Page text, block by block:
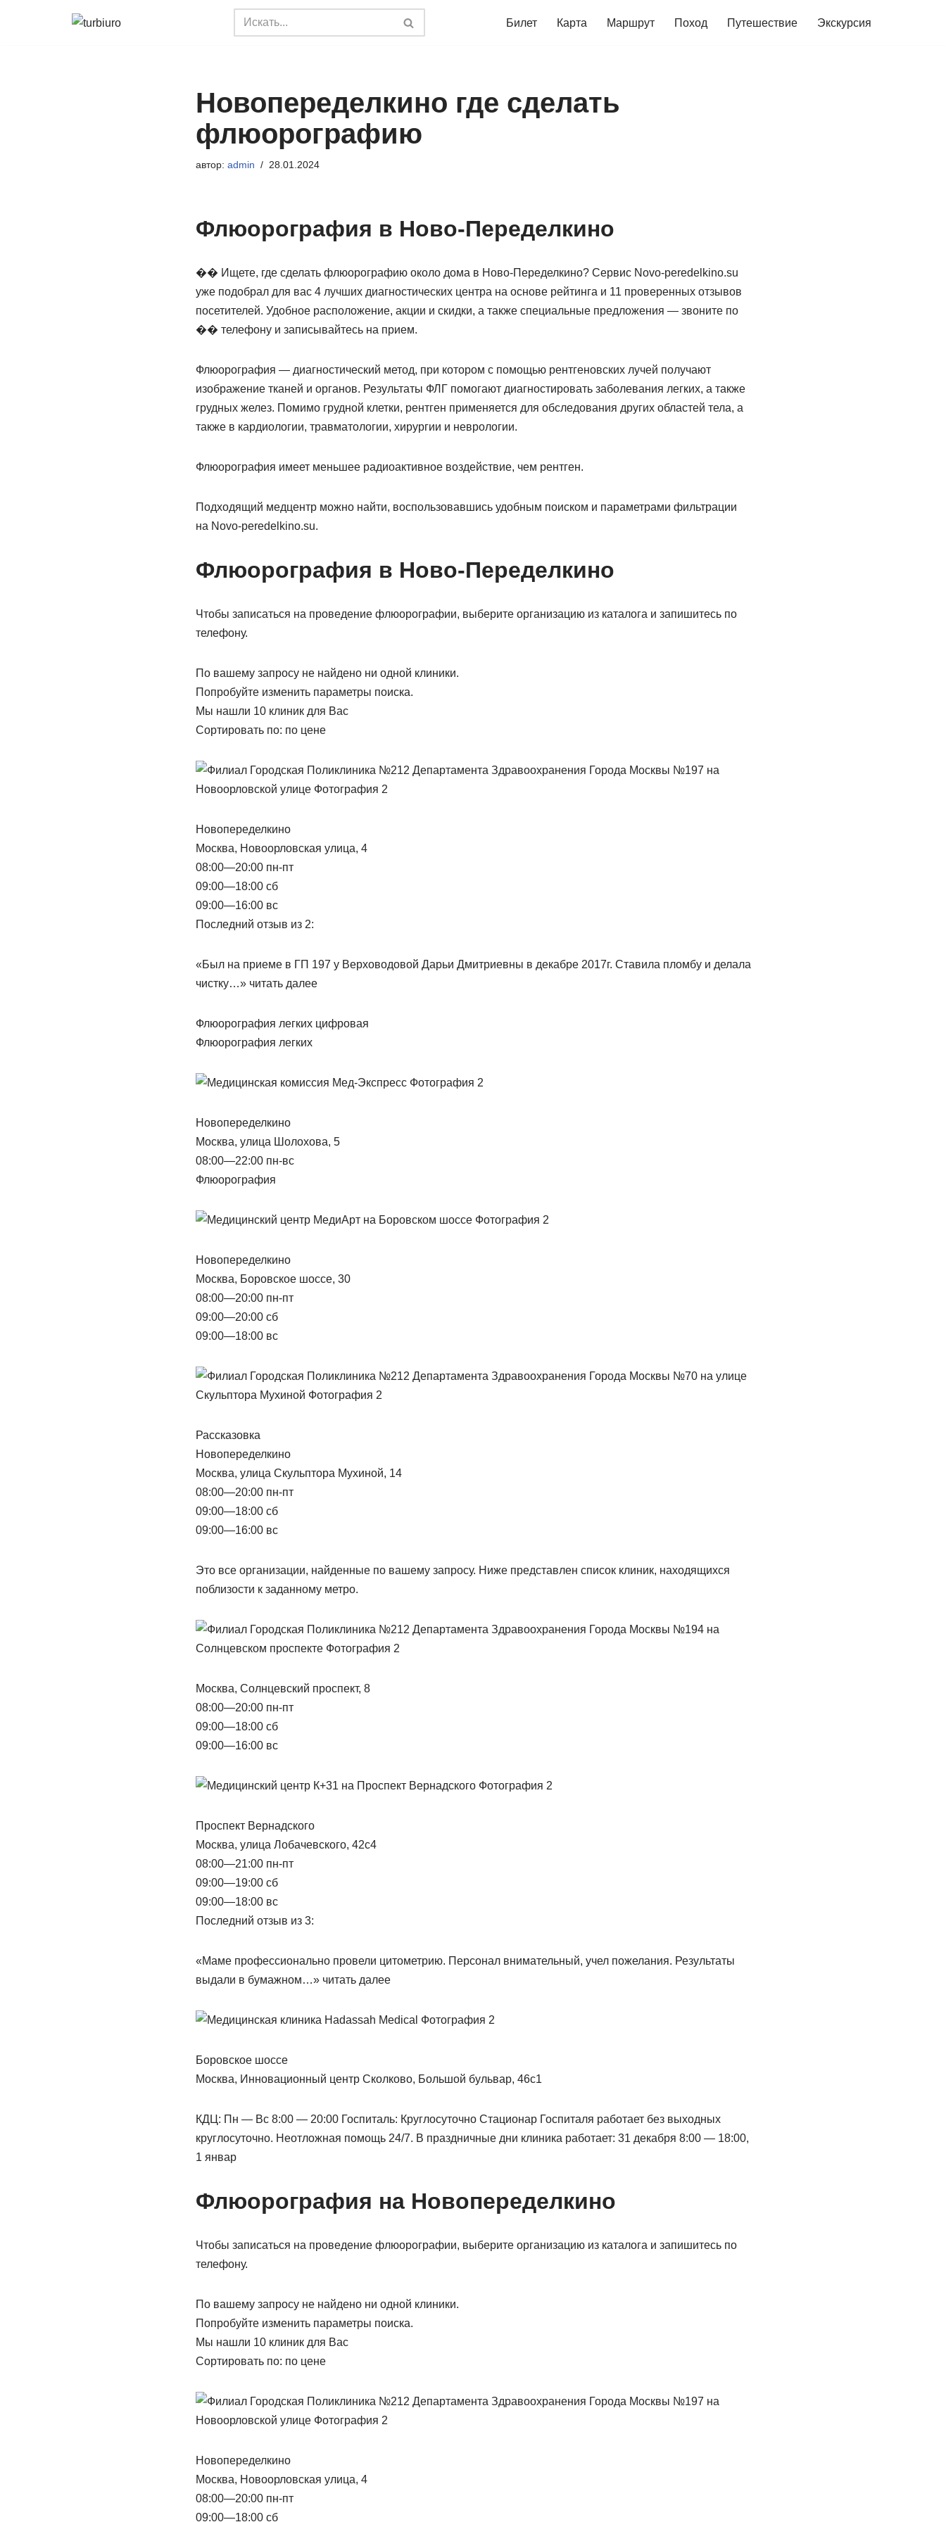
Билет Карта Маршрут Поход Путешествие Экскурсия
Новопеределкино где сделать
флюорографию
автор: admin 28.01.2024
Флюорография в Ново-Переделкино
�� Ищете, где сделать флюорографию около дома в Ново-Переделкино? Сервис Novo-peredelkino.su
уже подобрал для вас 4 лучших диагностических центра на основе рейтинга и 11 проверенных отзывов
посетителей. Удобное расположение, акции и скидки, а также специальные предложения — звоните по
�� телефону и записывайтесь на прием.
Флюорография — диагностический метод, при котором с помощью рентгеновских лучей получают
изображение тканей и органов. Результаты ФЛГ помогают диагностировать заболевания легких, а также
грудных желез. Помимо грудной клетки, рентген применяется для обследования других областей тела, а
также в кардиологии, травматологии, хирургии и неврологии.
Флюорография имеет меньшее радиоактивное воздействие, чем рентген.
Подходящий медцентр можно найти, воспользовавшись удобным поиском и параметрами фильтрации
на Novo-peredelkino.su.
Флюорография в Ново-Переделкино
Чтобы записаться на проведение флюорографии, выберите организацию из каталога и запишитесь по
телефону.
По вашему запросу не найдено ни одной клиники.
Попробуйте изменить параметры поиска.
Мы нашли 10 клиник для Вас
Сортировать по: по цене
Новопеределкино
Москва, Новоорловская улица, 4
08:00—20:00 пн-пт
09:00—18:00 сб
09:00—16:00 вс
Последний отзыв из 2:
«Был на приеме в ГП 197 у Верховодовой Дарьи Дмитриевны в декабре 2017г. Ставила пломбу и делала
чистку…» читать далее
Флюорография легких цифровая
Флюорография легких
Новопеределкино
Москва, улица Шолохова, 5
08:00—22:00 пн-вс
Флюорография
Новопеределкино
Москва, Боровское шоссе, 30
08:00—20:00 пн-пт
09:00—20:00 сб
09:00—18:00 вс
Рассказовка
Новопеределкино
Москва, улица Скульптора Мухиной, 14
08:00—20:00 пн-пт
09:00—18:00 сб
09:00—16:00 вс
Это все организации, найденные по вашему запросу. Ниже представлен список клиник, находящихся
поблизости к заданному метро.
Москва, Солнцевский проспект, 8
08:00—20:00 пн-пт
09:00—18:00 сб
09:00—16:00 вс
Проспект Вернадского
Москва, улица Лобачевского, 42с4
08:00—21:00 пн-пт
09:00—19:00 сб
09:00—18:00 вс
Последний отзыв из 3:
«Маме профессионально провели цитометрию. Персонал внимательный, учел пожелания. Результаты
выдали в бумажном…» читать далее
Боровское шоссе
Москва, Инновационный центр Сколково, Большой бульвар, 46с1
КДЦ: Пн — Вс 8:00 — 20:00 Госпиталь: Круглосуточно Стационар Госпиталя работает без выходных
круглосуточно. Неотложная помощь 24/7. В праздничные дни клиника работает: 31 декабря 8:00 — 18:00,
1 январ
Флюорография на Новопеределкино
Чтобы записаться на проведение флюорографии, выберите организацию из каталога и запишитесь по
телефону.
По вашему запросу не найдено ни одной клиники.
Попробуйте изменить параметры поиска.
Мы нашли 10 клиник для Вас
Сортировать по: по цене
Новопеределкино
Москва, Новоорловская улица, 4
08:00—20:00 пн-пт
09:00—18:00 сб